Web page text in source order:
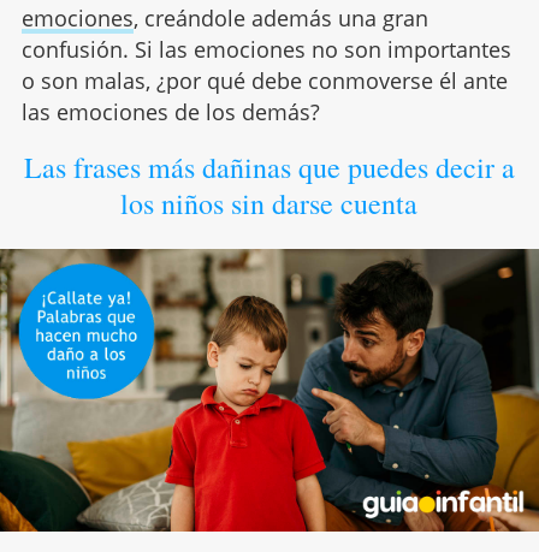
emociones, creándole además una gran
confusión. Si las emociones no son importantes
o son malas, ¿por qué debe conmoverse él ante
las emociones de los demás?
Las frases más dañinas que puedes decir a
los niños sin darse cuenta